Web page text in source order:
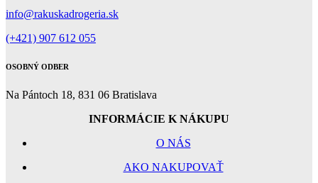
info@rakuskadrogeria.sk
(+421) 907 612 055
OSOBNÝ ODBER
Na Pántoch 18, 831 06 Bratislava
INFORMÁCIE K NÁKUPU
O NÁS
AKO NAKUPOVAŤ